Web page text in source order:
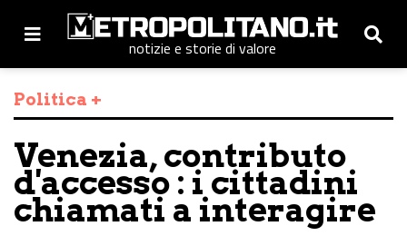
notizie e storie di valore
Politica +
Venezia, contributo
d'accesso : i cittadini
chiamati a interagire